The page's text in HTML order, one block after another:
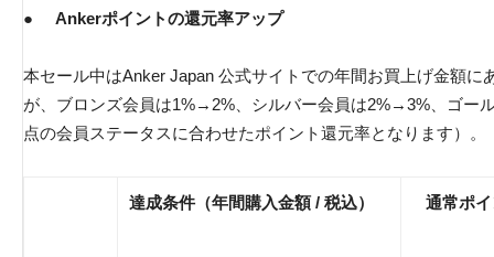
● Ankerポイントの還元率アップ
本セール中はAnker Japan 公式サイトでの年間お買上げ金額
が、ブロンズ会員は1%→2%、シルバー会員は2%→3%、ゴー
点の会員ステータスに合わせたポイント還元率となります）。
達成条件（年間購入金額 / 税込） 通常ポ